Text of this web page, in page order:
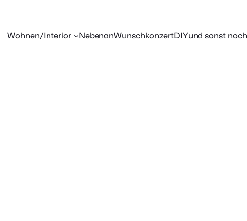
Wohnen/Interior NebenanWunschkonzertDIYund sonst noch